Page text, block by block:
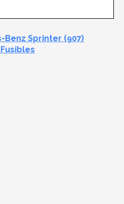
Benz Sprinter (907)